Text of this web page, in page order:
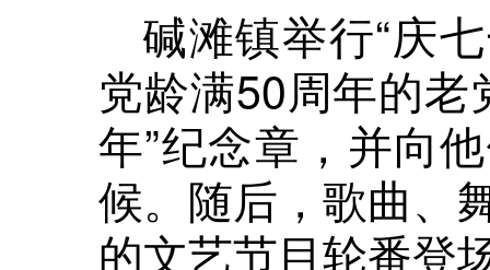
碱滩镇举行“庆
党龄满50周年的老
年”纪念章，并向
候。随后，歌曲、
的文艺节目轮番登